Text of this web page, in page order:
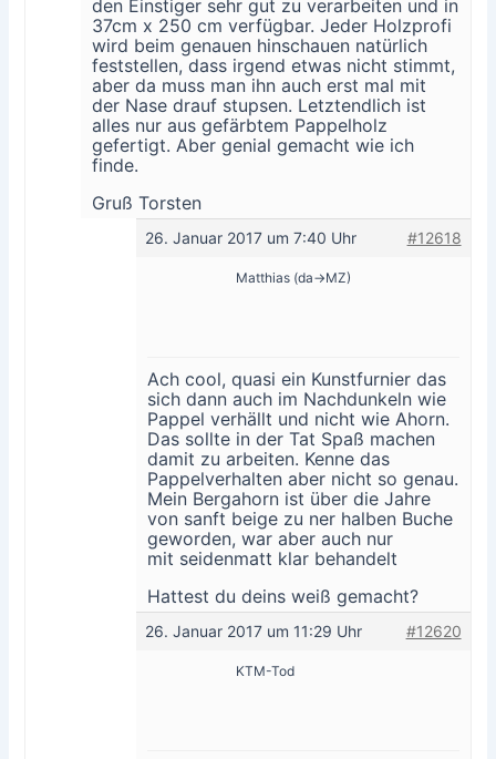
den Einstiger sehr gut zu verarbeiten und in
37cm x 250 cm verfügbar. Jeder Holzprofi
wird beim genauen hinschauen natürlich
feststellen, dass irgend etwas nicht stimmt,
aber da muss man ihn auch erst mal mit
der Nase drauf stupsen. Letztendlich ist
alles nur aus gefärbtem Pappelholz
gefertigt. Aber genial gemacht wie ich
finde.
Gruß Torsten
26. Januar 2017 um 7:40 Uhr #12618
Matthias (da->MZ)
Ach cool, quasi ein Kunstfurnier das
sich dann auch im Nachdunkeln wie
Pappel verhällt und nicht wie Ahorn.
Das sollte in der Tat Spaß machen
damit zu arbeiten. Kenne das
Pappelverhalten aber nicht so genau.
Mein Bergahorn ist über die Jahre
von sanft beige zu ner halben Buche
geworden, war aber auch nur
mit seidenmatt klar behandelt
Hattest du deins weiß gemacht?
26. Januar 2017 um 11:29 Uhr #12620
KTM-Tod